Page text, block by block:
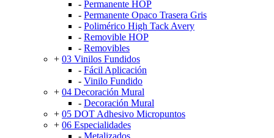
- Permanente HOP
- Permanente Opaco Trasera Gris
- Polimérico High Tack Avery
- Removible HOP
- Removibles
+ 03 Vinilos Fundidos
- Fácil Aplicación
- Vinilo Fundido
+ 04 Decoración Mural
- Decoración Mural
+ 05 DOT Adhesivo Micropuntos
+ 06 Especialidades
- Metalizados